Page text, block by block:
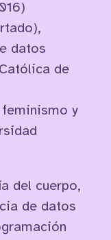
datos
de
y
del cuerpo,
de datos